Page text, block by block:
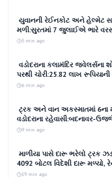
મશરૂની સ્પષ્ટતા
મળી:સુરતમાં 7 જુલાઈએ ભારે
તણાયા બાદ એક મહિને મૃતદેહ
5 min ago
પરથી ચોરી:25.82 લાખ રૂપિયાની
ડિસ્ક ચોરી થઈ, સુરતની
6 min ago
વડોદરાના રહેવાસી:બદનાવર-
સાઈડથી ટ્રક આવી રહ્યો હતો;
9 min ago
4092 બોટલ વિદેશી દારૂ
₹19.52 લાખનો મુદ્દામાલ જપ્ત કર્યો
19 min ago